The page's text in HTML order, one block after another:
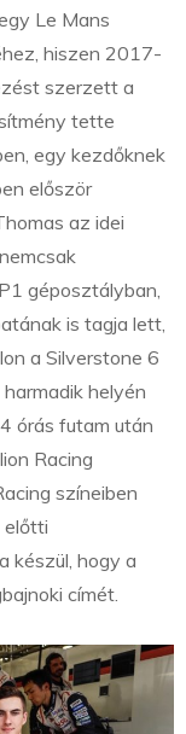
Le Mans
hiszen 2017-
szerzett a
tette
egy kezdőknek
először
az idei
géposztályban,
is tagja lett,
a Silverstone 6
helyén
órás futam után
Racing
színeiben
előtti
készül, hogy a
címét.